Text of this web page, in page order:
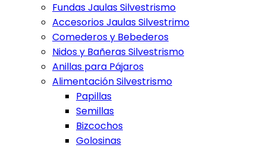
Fundas Jaulas Silvestrismo
Accesorios Jaulas Silvestrimo
Comederos y Bebederos
Nidos y Bañeras Silvestrismo
Anillas para Pájaros
Alimentación Silvestrismo
Papillas
Semillas
Bizcochos
Golosinas